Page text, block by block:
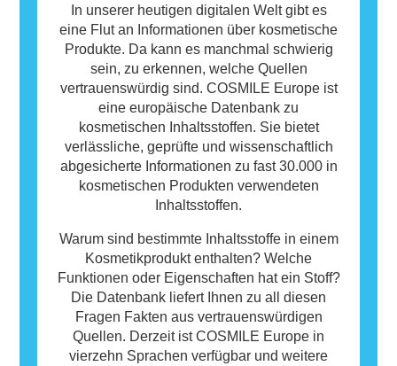
In unserer heutigen digitalen Welt gibt es
eine Flut an Informationen über kosmetische
Produkte. Da kann es manchmal schwierig
sein, zu erkennen, welche Quellen
vertrauenswürdig sind. COSMILE Europe ist
eine europäische Datenbank zu
kosmetischen Inhaltsstoffen. Sie bietet
verlässliche, geprüfte und wissenschaftlich
abgesicherte Informationen zu fast 30.000 in
kosmetischen Produkten verwendeten
Inhaltsstoffen.
Warum sind bestimmte Inhaltsstoffe in einem
Kosmetikprodukt enthalten? Welche
Funktionen oder Eigenschaften hat ein Stoff?
Die Datenbank liefert Ihnen zu all diesen
Fragen Fakten aus vertrauenswürdigen
Quellen. Derzeit ist COSMILE Europe in
vierzehn Sprachen verfügbar und weitere